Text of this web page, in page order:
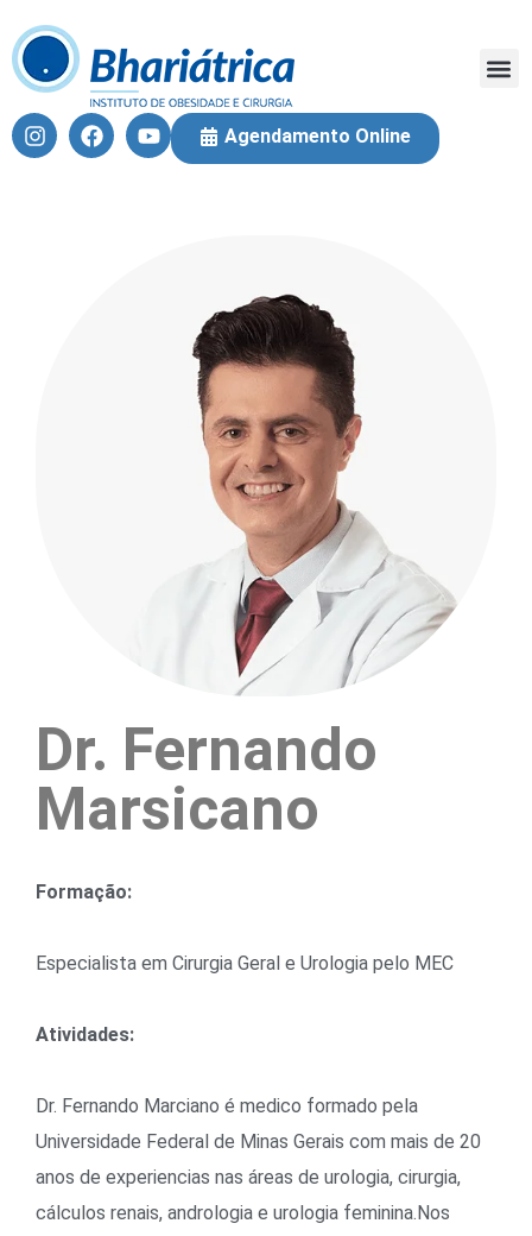
Agendamento Online
Dr. Fernando
Marsicano
Formação:
Especialista em Cirurgia Geral e Urologia pelo MEC
Atividades:
Dr. Fernando Marciano é medico formado pela
Universidade Federal de Minas Gerais com mais de 20
anos de experiencias nas áreas de urologia, cirurgia,
cálculos renais, andrologia e urologia feminina.Nos